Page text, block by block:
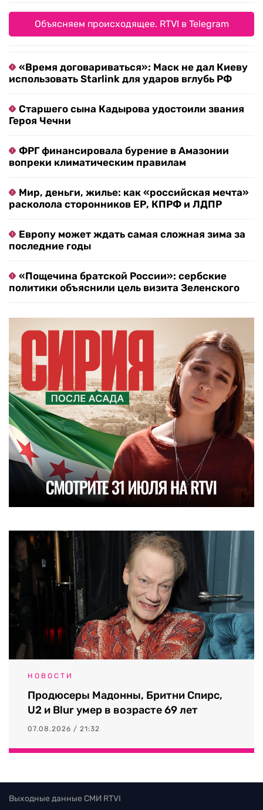
Объясняем происходящее. RTVI в Telegram
«Время договариваться»: Маск не дал Киеву
использовать Starlink для ударов вглубь РФ
Старшего сына Кадырова удостоили звания
Героя Чечни
ФРГ финансировала бурение в Амазонии
вопреки климатическим правилам
Мир, деньги, жилье: как «российская мечта»
расколола сторонников ЕР, КПРФ и ЛДПР
Европу может ждать самая сложная зима за
последние годы
«Пощечина братской России»: сербские
политики объяснили цель визита Зеленского
НОВОСТИ
Продюсеры Мадонны, Бритни Спирс,
U2 и Blur умер в возрасте 69 лет
07.08.2026 / 21:32
Выходные данные СМИ RTVI